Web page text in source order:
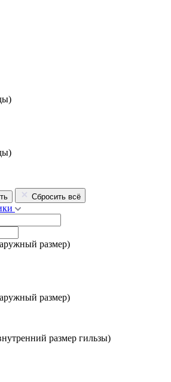
Сбросить всё
размер)
размер)
размер гильзы)